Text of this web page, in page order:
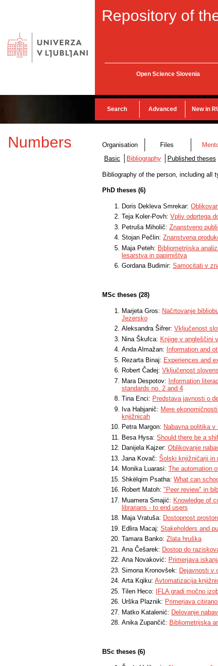
Repository of
Open Science Slovenia
Search Advanced New in
Numbers Organisation Files
Basic
Bibliography Published theses
Bibliography of the person, including all
PhD theses (6)
Doris Dekleva Smrekar:
Teja Koler-Povh: Vpliv odprtega
Petruša Miholič: Znanstveno
Stojan Pečlin: Znanstvena
Maja Peteh: Bibliometrijska
lesarstva in papirništva
Gordana Budimir: Samocitati v
MSc theses (28)
Marjeta Gros: Načrtovanje
Jezersko
Aleksandra Šifrer: Vključenost
Nina Škufca: Knjige v angleščini
Anda Almažan: Information and
Rezarta Binaj: Experiences and
Robert Čadej: Vključenost
Mara Despotov: Information
standards no. 2 and 4
Tina Enci: Predstava javnosti o
Iva Habjanič: Mere
knjižnicah
Petra Margon: Nabavna politika
Besa Hysa: Should there be a
Danijela Kajzer: Oblikovanje
Jana Kovač: Šolski knjižničarji in
Monika Luarasi: The automation
Shkëlqim Psatha: What can
Robert Matoh: "Peer review" in
Muamera Smajić: Knowledge of
librarians - to end users
Maja Vratuša: Dostopnost
Edlira Macaj: Stakeholders and
Tamara Banko: Zlata hruška
Ana Češarek: Dostop do
Ana Novaković: Primerjava
Simona Kronovšek: Dejavnosti v
Arta Kqiku: Avtomatizacija
Tilen Heco: IFLA gradi močno
Urška Plaznik: Primerjava
Matko Katalenić: Delovanje
Anika Zupančič: Bibliometrijska
BSc theses (6)